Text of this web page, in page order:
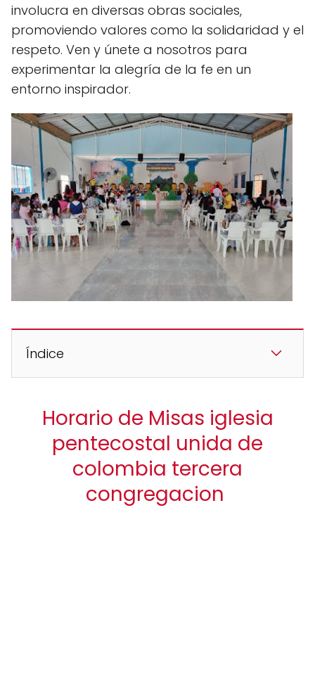
involucra en diversas obras sociales,
promoviendo valores como la solidaridad y el
respeto. Ven y únete a nosotros para
experimentar la alegría de la fe en un
entorno inspirador.
Índice
Horario de Misas iglesia
pentecostal unida de
colombia tercera
congregacion